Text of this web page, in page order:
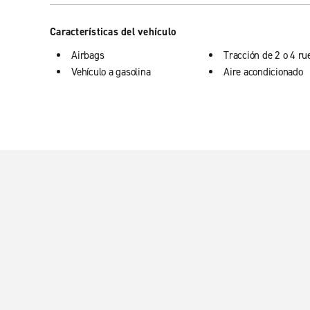
Características del vehículo
Airbags
Vehículo a gasolina
Tracción de 2 o 4
Aire acondicionado